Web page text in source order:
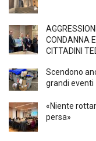
CONDANNA
CITTADINI
Scendono
grandi eventi
«Niente
persa»